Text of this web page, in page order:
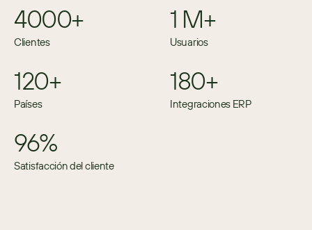
4000+
Clientes
1 M+
Usuarios
120+
Países
180+
Integraciones ERP
96%
Satisfacción del cliente